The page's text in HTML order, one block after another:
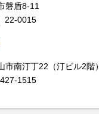
磐盾8-11
22-0015
市南汀丁22（汀ビル2階）
1515